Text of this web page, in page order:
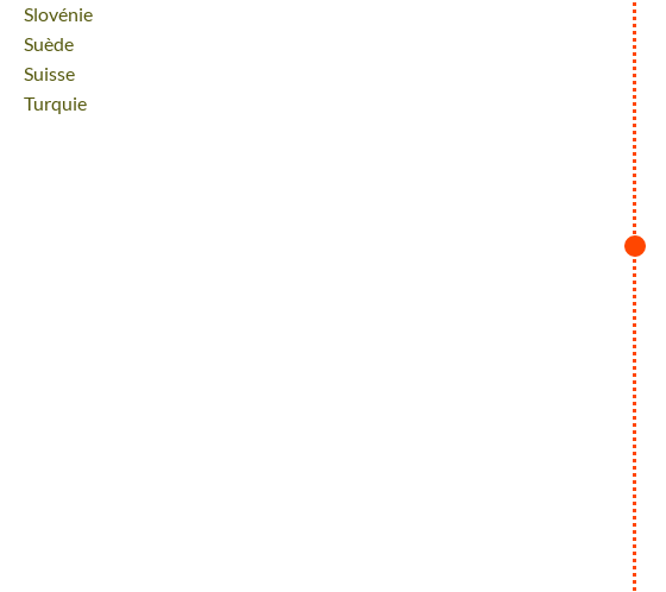
Voyage
Slovénie
Voyage
Suède
Voyage
Suisse
Voyage
Turquie